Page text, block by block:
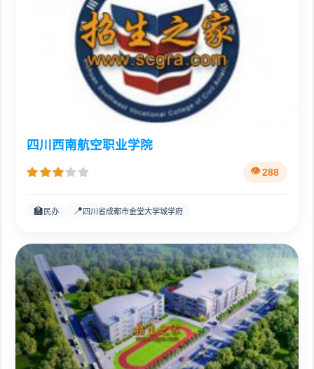
四川西南航空职业学院
288
🏫 民办 📍 四川省成都市金堂大学城学府